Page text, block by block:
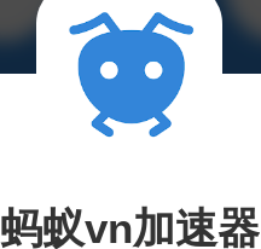
蚂蚁vn加速器